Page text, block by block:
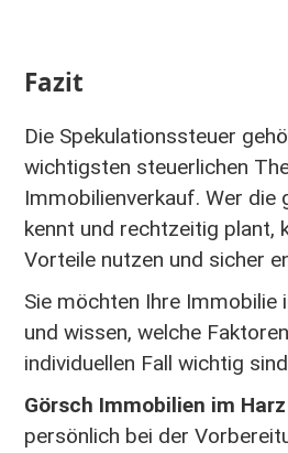
Fazit
Die Spekulationssteuer
wichtigsten steuerlichen
Immobilienverkauf. Wer die
kennt und rechtzeitig plant,
Vorteile nutzen und sicher
Sie möchten Ihre Immobilie
und wissen, welche
individuellen Fall wichtig
Görsch Immobilien im Harz
persönlich bei der